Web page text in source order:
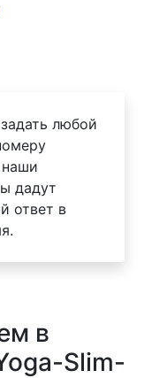
любой
дадут
ответ в
в
Slim-